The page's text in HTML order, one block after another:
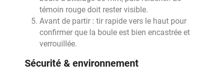
témoin rouge doit rester visible.
Avant de partir : tir rapide vers le haut pour
confirmer que la boule est bien encastrée et
verrouillée.
Sécurité & environnement